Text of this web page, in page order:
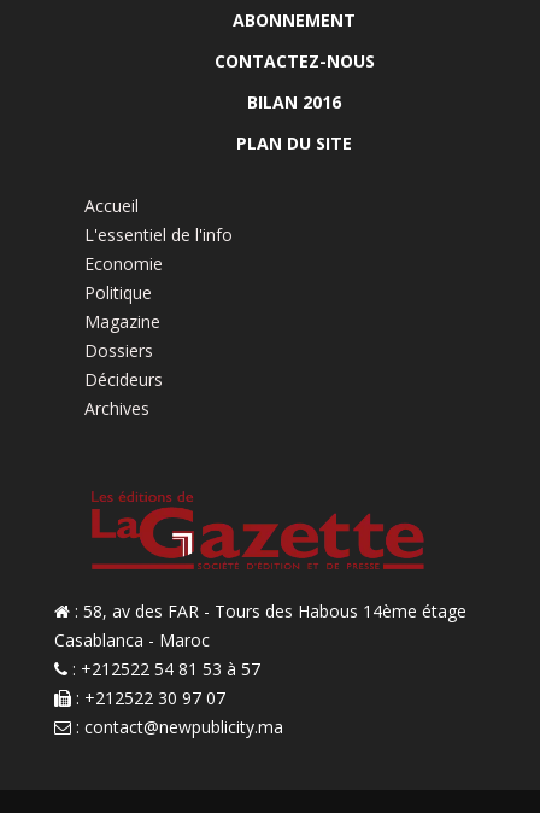
ABONNEMENT
CONTACTEZ-NOUS
BILAN 2016
PLAN DU SITE
Accueil
L'essentiel de l'info
Economie
Politique
Magazine
Dossiers
Décideurs
Archives
: 58, av des FAR - Tours des Habous 14ème étage
Casablanca - Maroc
: +212522 54 81 53 à 57
: +212522 30 97 07
: contact@newpublicity.ma